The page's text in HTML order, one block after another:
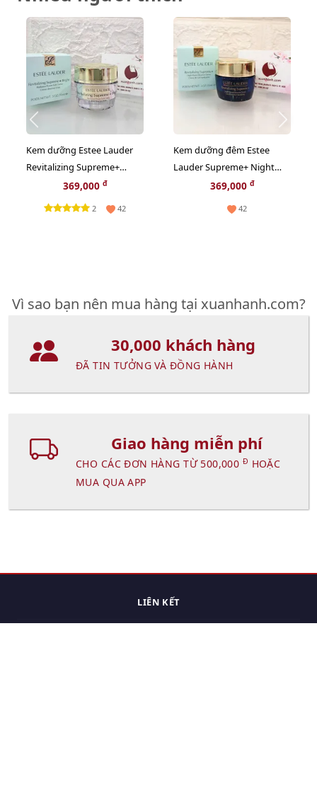
Kem dưỡng Estee Lauder
Revitalizing Supreme+
Bright trắng sáng da toàn
diện, 15ml
369,000 đ
2 42
Kem dưỡng đêm Estee
Lauder Supreme+ Night
phục hồi và tăng sinh
369,000 đ
42
Vì sao bạn nên mua hàng tại xuanhanh.com?
30,000 khách hàng
ĐÃ TIN TƯỞNG VÀ ĐỒNG HÀNH
Giao hàng miễn phí
CHO CÁC ĐƠN HÀNG TỪ 500,000 Đ HOẶC
MUA QUA APP
LIÊN KẾT